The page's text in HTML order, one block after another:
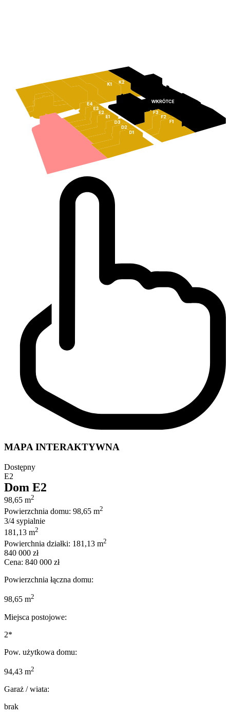
MAPA INTERAKTYWNA
Dostępny
E2
Dom E2
98,65 m2
Powierzchnia domu: 98,65 m2
3/4 sypialnie
181,13 m2
Powierchnia działki: 181,13 m2
840 000 zł
Cena: 840 000 zł
Powierzchnia łączna domu:
98,65 m2
Miejsca postojowe:
2*
Pow. użytkowa domu:
94,43 m2
Garaż / wiata:
brak